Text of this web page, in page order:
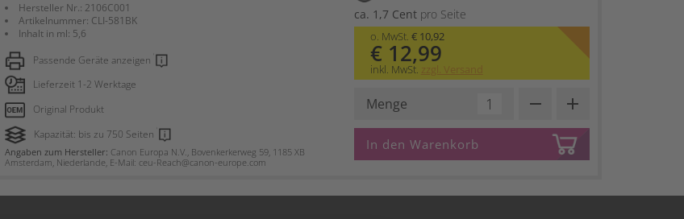
Hersteller Nr.: 2106C001
Artikelnummer: CLI-581BK
Inhalt in ml: 5,6
Passende Geräte anzeigen
Lieferzeit 1-2 Werktage
Original Produkt
Kapazität: bis zu 750 Seiten
Angaben zum Hersteller: Canon Europa N.V., Bovenkerkerweg 59, 1185 XB
Amsterdam, Niederlande, E-Mail: ceu-Reach@canon-europe.com
ca. 1,7 Centpro Seite
o. MwSt. € 10,92
€ 12,99
inkl. MwSt. zzgl. Versand
Menge remove add
In den Warenkorb